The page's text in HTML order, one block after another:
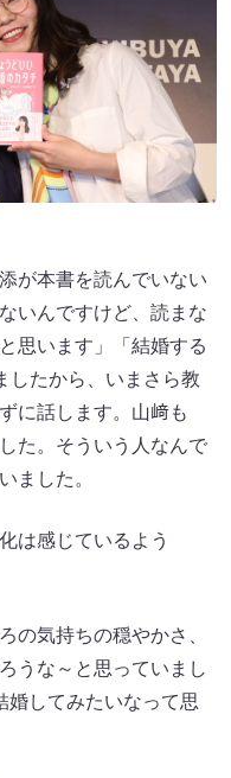
が本書を読んでいない
いんですけど、読まな
思います」「結婚する
したから、いまさら教
に話します。山﨑も
た。そういう人なんで
ました。
は感じているよう
の気持ちの穏やかさ、
うな～と思っていまし
婚してみたいなって思